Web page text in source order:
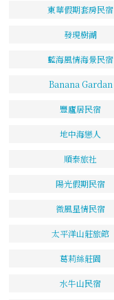
東華假期套房民宿
發現樹湖
藍海風情海景民宿
Banana Gardan
豐廬居民宿
地中海戀人
順泰旅社
陽光假期民宿
微風星情民宿
太平洋山莊旅館
葛莉絲莊園
水牛山民宿